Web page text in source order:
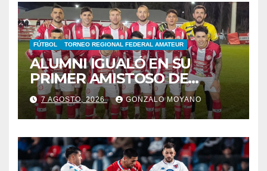
FÚTBOL TORNEO REGIONAL FEDERAL AMATEUR
ALUMNI IGUALÓ EN SU
PRIMER AMISTOSO DE
PRETEMPORADA
7 AGOSTO, 2026 GONZALO MOYANO